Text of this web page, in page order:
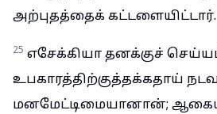
அற்புதத்தைக் கட்டளையிட்டார்.
25 எசேக்கியா தனக்குச்
உபகாரத்திற்குத்தக்கதாய்
மனமேட்டிமையானான்;